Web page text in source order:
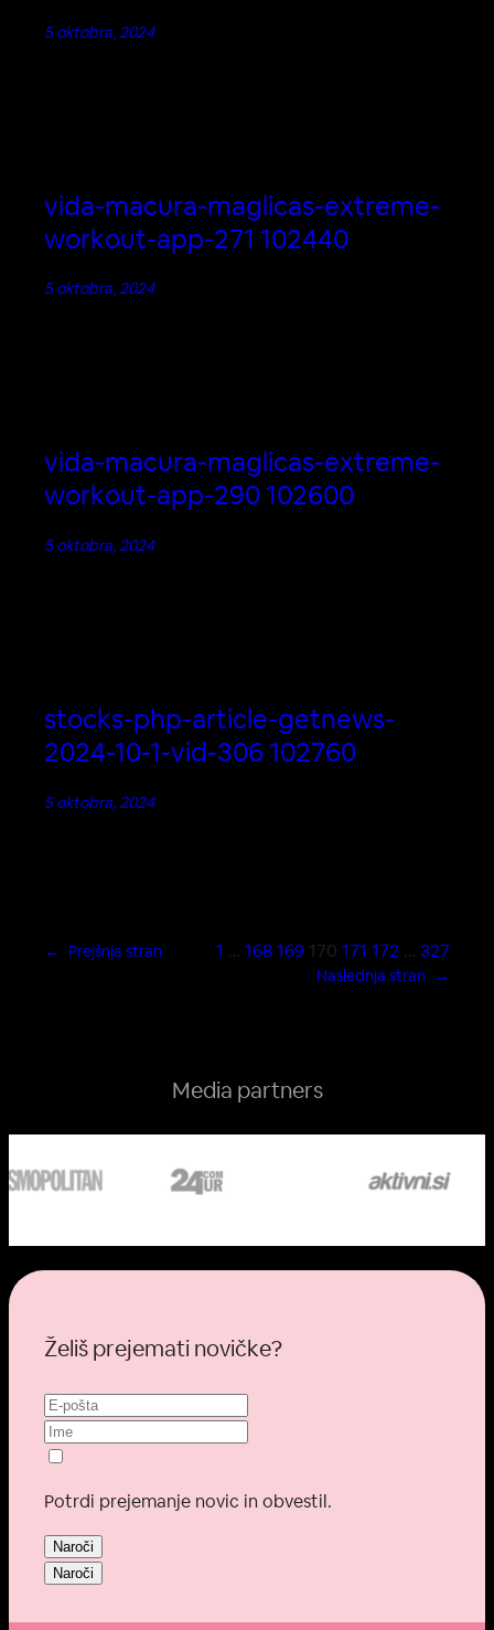
5 oktobra, 2024
vida-macura-maglicas-extreme-
workout-app-271 102440
5 oktobra, 2024
vida-macura-maglicas-extreme-
workout-app-290 102600
5 oktobra, 2024
stocks-php-article-getnews-
2024-10-1-vid-306 102760
5 oktobra, 2024
← Prejšnja stran 1 … 168169 170 171 172 … 327
Naslednja stran →
Media partners
Želiš prejemati novičke?
Potrdi prejemanje novic in obvestil.
Naroči
Naroči